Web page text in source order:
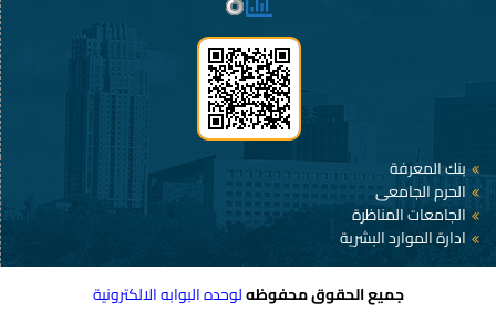
بنك المعرفة
الحرم الجامعى
الجامعات المناظرة
ادارة الموارد البشرية
جميع الحقوق محفوظهلوحده البوابه الالكترونية